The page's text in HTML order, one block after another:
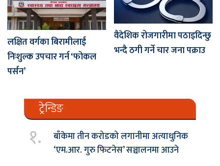
लक्षित वर्गका बिरामीलाई
निःशुल्क उपचार गर्न ‘फोकल
पर्सन’
वैदेशिक रोजगारीमा पठाइदिन्छु
भन्दै ठगी गर्ने चार जना पक्राउ
ट्रेन्डिङ
१.
बाँकेमा तीन करोडको लगानीमा अत्याधुनिक
‘एम.आर. गुरु फिटनेस’ सञ्चालनमा आउने